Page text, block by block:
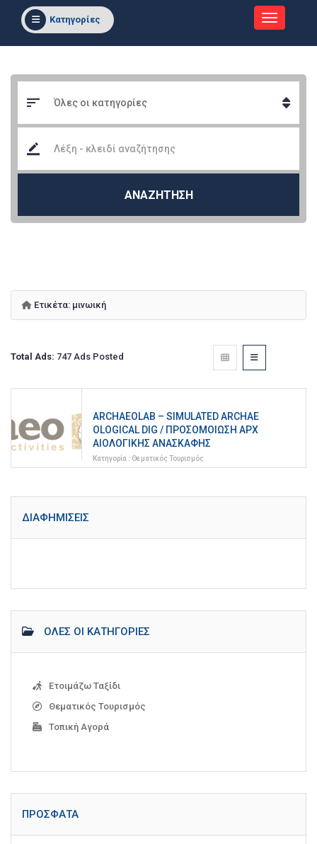
Κατηγορίες
ΑΝΑΖΗΤΗΣΗ
Ετικέτα: μινωική
Total Ads: 747 Ads Posted
ARCHAEOLAB – SIMULATED ARCHAE
OLOGICAL DIG / ΠΡΟΣΟΜΟΊΩΣΗ ΑΡΧ
ΑΙΟΛΟΓΙΚΉΣ ΑΝΑΣΚΑΦΉΣ
Κατηγορία : Θεματικός Τουρισμός
ΔΙΑΦΗΜΊΣΕΙΣ
ΌΛΕΣ ΟΙ ΚΑΤΗΓΟΡΊΕΣ
Ετοιμάζω Ταξίδι
Θεματικός Τουρισμός
Τοπική Αγορά
ΠΡΌΣΦΑΤΑ